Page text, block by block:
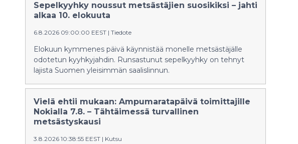
Sepelkyyhky noussut metsästäjien suosikiksi – jahti
alkaa 10. elokuuta
6.8.2026 09:00:00 EEST | Tiedote
Elokuun kymmenes päivä käynnistää monelle metsästäjälle
odotetun kyyhkyjahdin. Runsastunut sepelkyyhky on tehnyt
lajista Suomen yleisimmän saalislinnun.
Vielä ehtii mukaan: Ampumaratapäivä toimittajille
Nokialla 7.8. – Tähtäimessä turvallinen
metsästyskausi
3.8.2026 10:38:55 EEST | Kutsu